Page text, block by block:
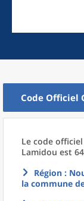
Code Officiel
Le code
Lamidou est
Région :
la commune